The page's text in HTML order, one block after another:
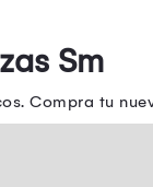
Sm
Compra tu